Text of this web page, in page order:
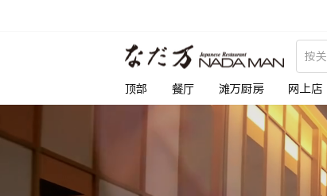
な
だ
万
顶部 餐厅 滩万厨房 网上店